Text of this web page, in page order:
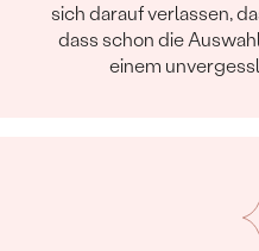
sich darauf verlassen,
dass schon die
einem